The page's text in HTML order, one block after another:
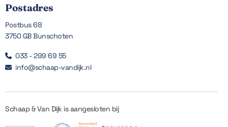
Postadres
Postbus 68
3750 GB Bunschoten
 033 - 299 69 55
 info@schaap-vandijk.nl
Schaap & Van Dijk is aangesloten bij